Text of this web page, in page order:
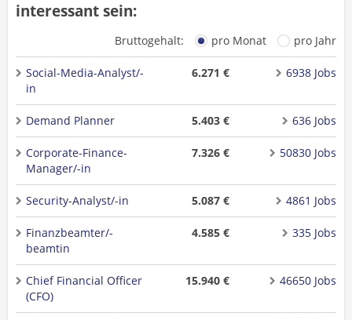
interessant sein:
Bruttogehalt: pro Monat pro Jahr
Social-Media-Analyst/-
in
6.271 € 6938 Jobs
Demand Planner 5.403 € 636 Jobs
Corporate-Finance-
Manager/-in
7.326 € 50830 Jobs
Security-Analyst/-in 5.087 € 4861 Jobs
Finanzbeamter/-
beamtin
4.585 € 335 Jobs
Chief Financial Officer
(CFO)
15.940 € 46650 Jobs